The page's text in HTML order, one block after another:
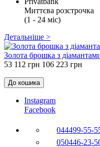
Миттєва розстрочка
(1 - 24 міс)
Детальніше >
Золота брошка з
53 112 грн 106 223 грн
До кошика
Instagram
Facebook
044499-55-
050446-23-